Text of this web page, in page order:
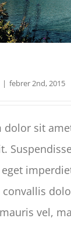
| febrer 2nd, 2015
dolor sit
convallis
vel,